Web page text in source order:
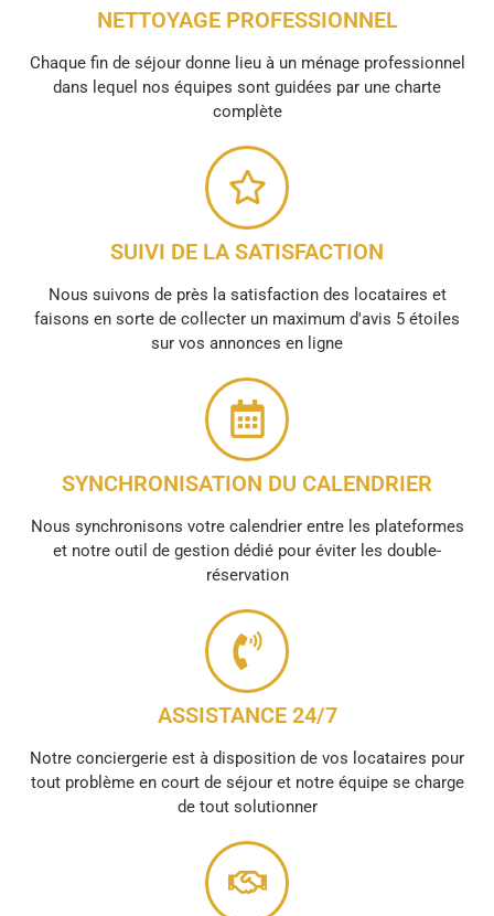
NETTOYAGE PROFESSIONNEL
Chaque fin de séjour donne lieu à un ménage professionnel
dans lequel nos équipes sont guidées par une charte
complète
SUIVI DE LA SATISFACTION
Nous suivons de près la satisfaction des locataires et
faisons en sorte de collecter un maximum d'avis 5 étoiles
sur vos annonces en ligne
SYNCHRONISATION DU CALENDRIER
Nous synchronisons votre calendrier entre les plateformes
et notre outil de gestion dédié pour éviter les double-
réservation
ASSISTANCE 24/7
Notre conciergerie est à disposition de vos locataires pour
tout problème en court de séjour et notre équipe se charge
de tout solutionner